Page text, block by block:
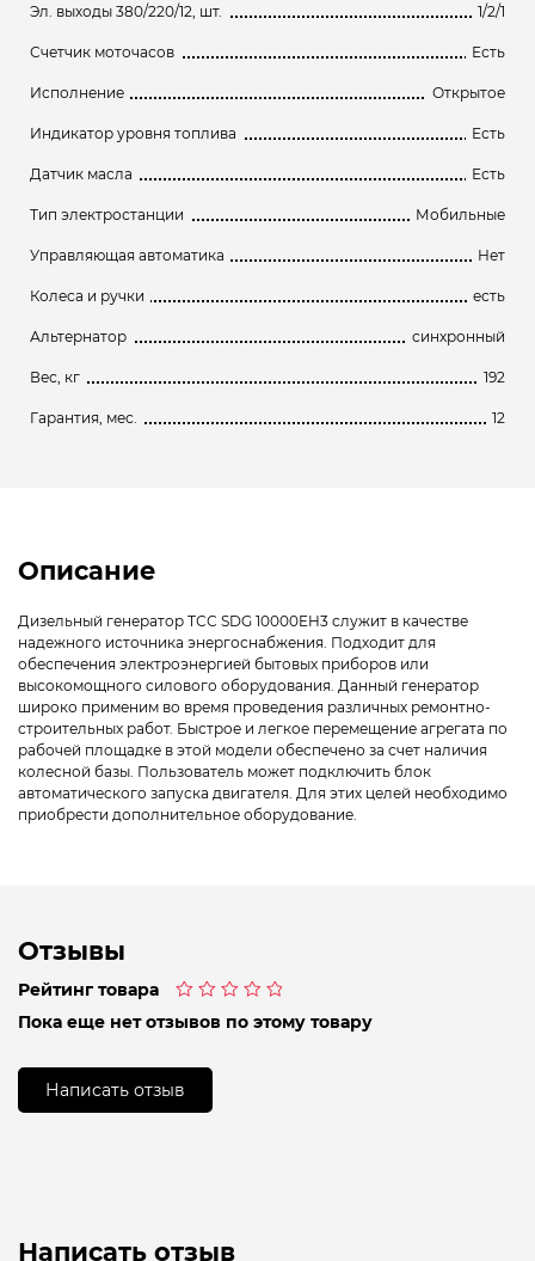
Эл. выходы 380/220/12, шт. 1/2/1
Счетчик моточасов Есть
Исполнение Открытое
Индикатор уровня топлива Есть
Датчик масла Есть
Тип электростанции Мобильные
Управляющая автоматика Нет
Колеса и ручки есть
Альтернатор синхронный
Вес, кг 192
Гарантия, мес. 12
Описание
Дизельный генератор ТСС SDG 10000EH3 служит в качестве
надежного источника энергоснабжения. Подходит для
обеспечения электроэнергией бытовых приборов или
высокомощного силового оборудования. Данный генератор
широко применим во время проведения различных ремонтно-
строительных работ. Быстрое и легкое перемещение агрегата по
рабочей площадке в этой модели обеспечено за счет наличия
колесной базы. Пользователь может подключить блок
автоматического запуска двигателя. Для этих целей необходимо
приобрести дополнительное оборудование.
Отзывы
Рейтинг товара
0
Пока еще нет отзывов по этому товару
Написать отзыв
Написать отзыв